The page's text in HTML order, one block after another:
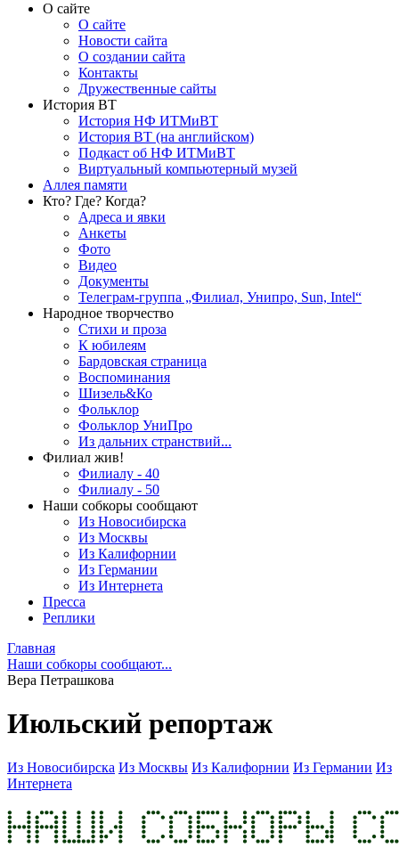
О сайте
О сайте
Новости сайта
О создании сайта
Контакты
Дружественные сайты
История ВТ
История НФ ИТМиВТ
История ВТ (на английском)
Подкаст об НФ ИТМиВТ
Виртуальный компьютерный музей
Аллея памяти
Кто? Где? Когда?
Адреса и явки
Анкеты
Фото
Видео
Документы
Телеграм-группа „Филиал, Унипро, Sun, Intel“
Народное творчество
Стихи и проза
К юбилеям
Бардовская страница
Воспоминания
Шизель&Ко
Фольклор
Фольклор УниПро
Из дальних странствий...
Филиал жив!
Филиалу - 40
Филиалу - 50
Наши собкоры сообщают
Из Новосибирска
Из Москвы
Из Калифорнии
Из Германии
Из Интернета
Пресса
Реплики
Главная
Наши собкоры сообщают...
Вера Петрашкова
Июльский репортаж
Из Новосибирска Из Москвы Из Калифорнии Из Германии Из
Интернета